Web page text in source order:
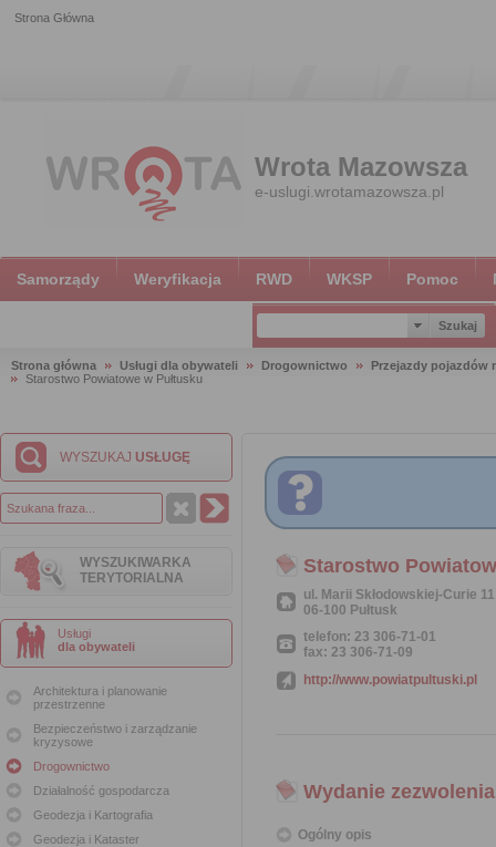
Strona Główna
Wrota Mazowsza
e-uslugi.wrotamazowsza.pl
Samorządy Weryfikacja RWD WKSP Pomoc
Strona główna Usługi dla obywateli Drogownictwo
Przejazdy pojazdów
Starostwo Powiatowe w Pułtusku
WYSZUKAJ USŁUGĘ
WYSZUKIWARKA
TERYTORIALNA
Usługi
dla obywateli
Architektura i planowanie
przestrzenne
Bezpieczeństwo i zarządzanie
kryzysowe
Drogownictwo
Działalność gospodarcza
Geodezja i Kartografia
Geodezja i Kataster
Starostwo
ul. Marii Skłodowskiej-Curie 11
06-100 Pułtusk
telefon: 23 306-71-01
fax: 23 306-71-09
http://www.powiatpultuski.pl
Wydanie
Ogólny opis